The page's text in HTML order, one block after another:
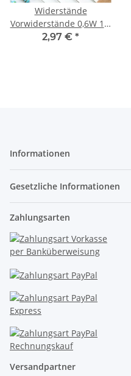
Widerstände
Vorwiderstände 0,6W 1%
Metallschicht Metallfilm
2,97 € *
Informationen
Gesetzliche Informationen
Zahlungsarten
Versandpartner